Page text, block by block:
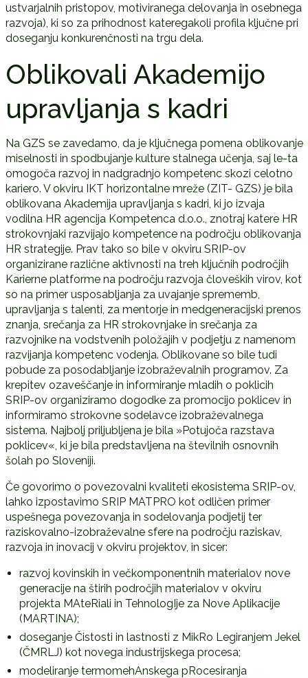
ustvarjalnih pristopov, motiviranega delovanja in osebnega
razvoja), ki so za prihodnost kateregakoli profila ključne pri
doseganju konkurenčnosti na trgu dela.
Oblikovali Akademijo
upravljanja s kadri
Na GZS se zavedamo, da je ključnega pomena oblikovanje
miselnosti in spodbujanje kulture stalnega učenja, saj le-ta
omogoča razvoj in nadgradnjo kompetenc skozi celotno
kariero. V okviru IKT horizontalne mreže (ZIT- GZS) je bila
oblikovana Akademija upravljanja s kadri, ki jo izvaja
vodilna HR agencija Kompetenca d.o.o., znotraj katere HR
strokovnjaki razvijajo kompetence na področju oblikovanja
HR strategije. Prav tako so bile v okviru SRIP-ov
organizirane različne aktivnosti na treh ključnih področjih
Karierne platforme na področju razvoja človeških virov, kot
so na primer usposabljanja za uvajanje sprememb,
upravljanja s talenti, za mentorje in medgeneracijski prenos
znanja, srečanja za HR strokovnjake in srečanja za
razvojnike na vodstvenih položajih v podjetju z namenom
razvijanja kompetenc vodenja. Oblikovane so bile tudi
pobude za posodabljanje izobraževalnih programov. Za
krepitev ozaveščanje in informiranje mladih o poklicih
SRIP-ov organiziramo dogodke za promocijo poklicev in
informiramo strokovne sodelavce izobraževalnega
sistema. Najbolj priljubljena je bila »Potujoča razstava
poklicev«, ki je bila predstavljena na številnih osnovnih
šolah po Sloveniji.
Če govorimo o povezovalni kvaliteti ekosistema SRIP-ov,
lahko izpostavimo SRIP MATPRO kot odličen primer
uspešnega povezovanja in sodelovanja podjetij ter
raziskovalno-izobraževalne sfere na področju raziskav,
razvoja in inovacij v okviru projektov, in sicer:
razvoj kovinskih in večkomponentnih materialov nove
generacije na štirih področjih materialov v okviru
projekta MAteRiali in TehnologIje za Nove Aplikacije
(MARTINA);
doseganje Čistosti in lastnosti z MikRo Legiranjem Jekel
(ČMRLJ) kot novega industrijskega procesa;
modeliranje termomehAnskega pRocesiranja